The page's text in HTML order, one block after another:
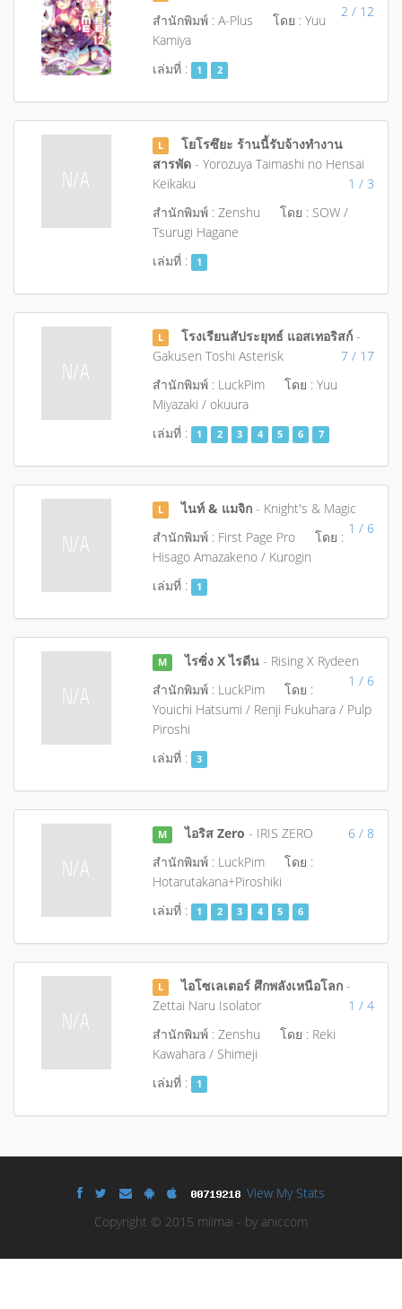
2 / 12
สำนักพิมพ์ : A-Plus
โดย : Yuu
Kamiya
เล่มที่ :
1 2
L
โยโรซึยะ ร้านนี้รับจ้างทำงาน
สารพัด- Yorozuya Taimashi no Hensai
Keikaku
1 / 3
สำนักพิมพ์ : Zenshu
โดย : SOW /
Tsurugi Hagane
เล่มที่ :
1
L โรงเรียนสัประยุทธ์ แอสเทอริสก์ -
Gakusen Toshi Asterisk
7 / 17
สำนักพิมพ์ : LuckPim
โดย : Yuu
Miyazaki / okuura
เล่มที่ :
1 2 3 4 5 6 7
L ไนท์ & แมจิก - Knight's & Magic
1 / 6
สำนักพิมพ์ : First Page Pro
โดย :
Hisago Amazakeno / Kurogin
เล่มที่ :
1
M ไรซิ่ง X ไรดีน - Rising X Rydeen
1 / 6
สำนักพิมพ์ : LuckPim
โดย :
Youichi Hatsumi / Renji Fukuhara / Pulp
Piroshi
เล่มที่ :
3
M ไอริส Zero - IRIS ZERO
6 / 8
สำนักพิมพ์ : LuckPim
โดย :
Hotarutakana+Piroshiki
เล่มที่ :
1 2 3 4 5 6
L ไอโซเลเตอร์ ศึกพลังเหนือโลก -
Zettai Naru Isolator
1 / 4
สำนักพิมพ์ : Zenshu
โดย : Reki
Kawahara / Shimeji
เล่มที่ :
1
View My Stats
Copyright © 2015 miimai - by aniccom